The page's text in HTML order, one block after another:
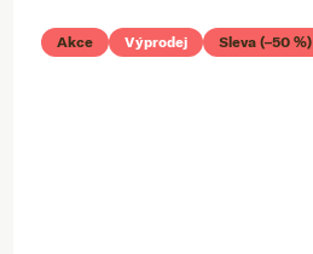
Akce Výprodej Sleva (–50 %)